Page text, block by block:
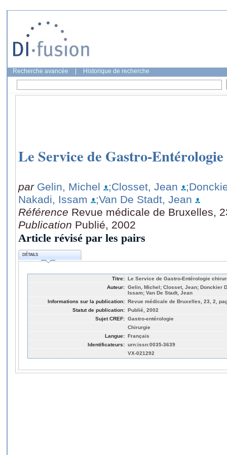
Recherche avancée Historique de recherche
Le Service de Gastro-
par Gelin, Michel ;Closset, Jean
Nakadi, Issam
;Van De Stadt, Jean
Référence Revue médicale de Bruxelles,
Publication Publié, 2002
Article révisé par les pairs
DÉTAILS
Titre: Le Service de Gastro-Entérologie
Auteur: Gelin, Michel; Closset, Jean; Donckier
Issam; Van De Stadt, Jean
Informations sur la publication: Revue médicale de Bruxelles, 23, 2,
Statut de publication: Publié, 2002
Sujet CREF: Gastro-entérologie
Chirurgie
Langue: Français
Identificateurs: urn:issn:0035-3639
VX-021292